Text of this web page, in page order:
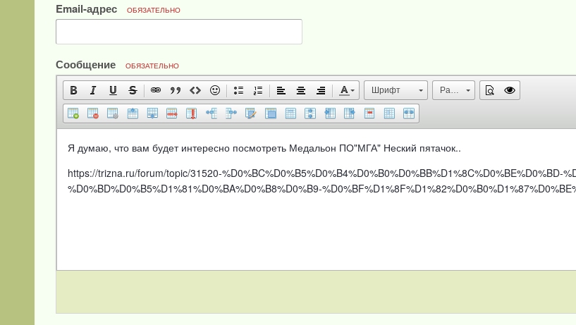
Email-адрес ОБЯЗАТЕЛЬНО
Сообщение ОБЯЗАТЕЛЬНО
Шрифт Размер
Я думаю, что вам будет интересно посмотреть Медальон ПО"МГА" Неский пятачок..
https://trizna.ru/forum/topic/31520-%D0%BC%D0%B5%D0%B4%D0%B0%D0%BB%D1%8C%D0%BE%D0%BD-
%D0%BD%D0%B5%D1%81%D0%BA%D0%B8%D0%B9-